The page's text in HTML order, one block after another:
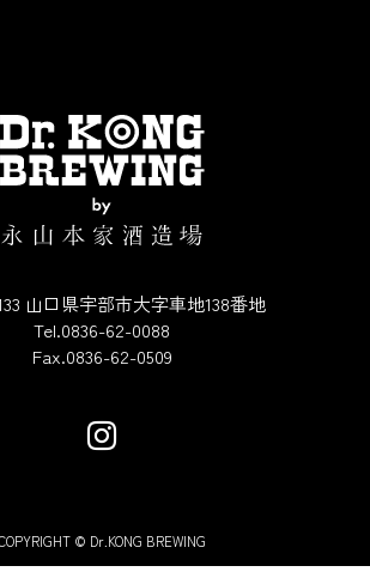
山口県宇部市大字車地138番地
Tel.0836-62-0088
Fax.0836-62-0509
© Dr.KONG BREWING